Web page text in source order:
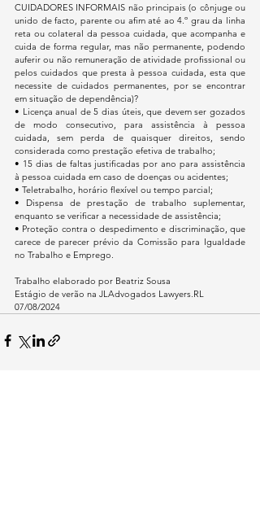
CUIDADORES INFORMAIS não principais (o cônjuge ou
unido de facto, parente ou afim até ao 4.º grau da linha
reta ou colateral da pessoa cuidada, que acompanha e
cuida de forma regular, mas não permanente, podendo
auferir ou não remuneração de atividade profissional ou
pelos cuidados que presta à pessoa cuidada, esta que
necessite de cuidados permanentes, por se encontrar
em situação de dependência)?
• Licença anual de 5 dias úteis, que devem ser gozados
de modo consecutivo, para assistência à pessoa
cuidada, sem perda de quaisquer direitos, sendo
considerada como prestação efetiva de trabalho;
• 15 dias de faltas justificadas por ano para assistência
à pessoa cuidada em caso de doenças ou acidentes;
• Teletrabalho, horário flexível ou tempo parcial;
• Dispensa de prestação de trabalho suplementar,
enquanto se verificar a necessidade de assistência;
• Proteção contra o despedimento e discriminação, que
carece de parecer prévio da Comissão para Igualdade
no Trabalho e Emprego.
Trabalho elaborado por Beatriz Sousa
Estágio de verão na JLAdvogados Lawyers.RL
07/08/2024